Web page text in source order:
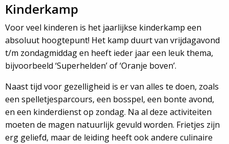
Kinderkamp
Voor veel kinderen is het jaarlijkse kinderkamp een
absoluut hoogtepunt! Het kamp duurt van vrijdagavond
t/m zondagmiddag en heeft ieder jaar een leuk thema,
bijvoorbeeld ‘Superhelden’ of ‘Oranje boven’.
Naast tijd voor gezelligheid is er van alles te doen, zoals
een spelletjesparcours, een bosspel, een bonte avond,
en een kinderdienst op zondag. Na al deze activiteiten
moeten de magen natuurlijk gevuld worden. Frietjes zijn
erg geliefd, maar de leiding heeft ook andere culinaire